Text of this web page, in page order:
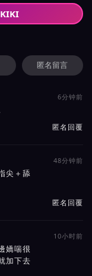
匿名留言
6分钟前
匿名回覆
48分钟前
尖＋舔
匿名回覆
10小时前
嬌喘很
加下去